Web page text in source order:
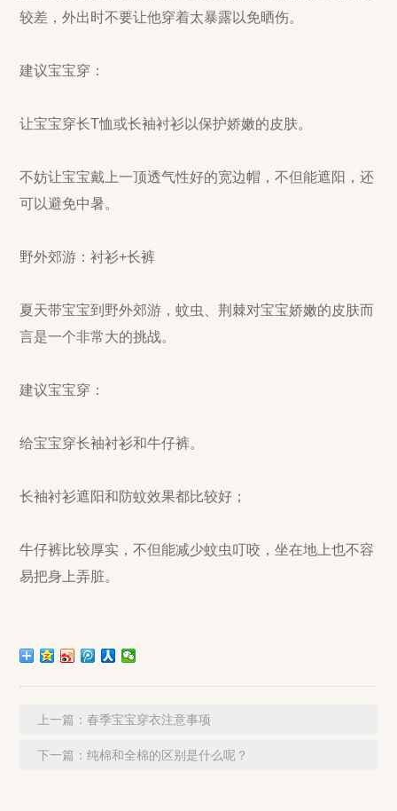
较差，外出时不要让他穿着太暴露以免晒伤。
建议宝宝穿：
让宝宝穿长T恤或长袖衬衫以保护娇嫩的皮肤。
不妨让宝宝戴上一顶透气性好的宽边帽，不但能遮阳，还
可以避免中暑。
野外郊游：衬衫+长裤
夏天带宝宝到野外郊游，蚊虫、荆棘对宝宝娇嫩的皮肤而
言是一个非常大的挑战。
建议宝宝穿：
给宝宝穿长袖衬衫和牛仔裤。
长袖衬衫遮阳和防蚊效果都比较好；
牛仔裤比较厚实，不但能减少蚊虫叮咬，坐在地上也不容
易把身上弄脏。
上一篇：春季宝宝穿衣注意事项
下一篇：纯棉和全棉的区别是什么呢？